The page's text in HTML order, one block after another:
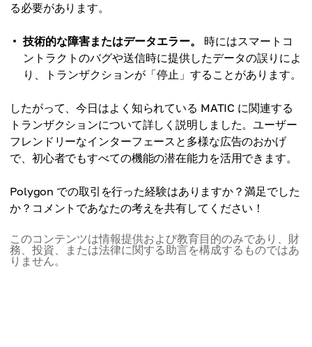
る必要があります。
技術的な障害またはデータエラー。
時にはスマートコ
ントラクトのバグや送信時に提供したデータの誤りによ
り、トランザクションが「停止」することがあります。
したがって、今日はよく知られている MATIC に関連する
トランザクションについて詳しく説明しました。ユーザー
フレンドリーなインターフェースと多様な広告のおかげ
で、初心者でもすべての機能の潜在能力を活用できます。
Polygon での取引を行った経験はありますか？満足でした
か？コメントであなたの考えを共有してください！
このコンテンツは情報提供および教育目的のみであり、財
務、投資、または法律に関する助言を構成するものではあ
りません。